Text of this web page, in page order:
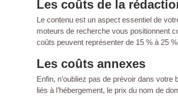
Les coûts de la
Le contenu est un aspect essentiel de
moteurs de recherche vous positionnent
coûts peuvent représenter de 15 % à 25
Les coûts annexes
Enfin, n’oubliez pas de prévoir dans
liés à l’hébergement, le prix du nom de